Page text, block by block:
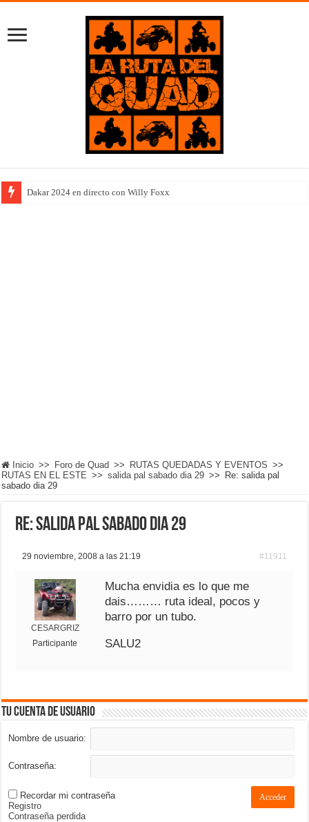
Dakar 2024 en directo con Willy Foxx
Inicio >> Foro de Quad >> RUTAS QUEDADAS Y EVENTOS >>
RUTAS EN EL ESTE >> salida pal sabado dia 29 >>
Re: salida pal
sabado dia 29
Re: salida pal sabado dia 29
29 noviembre, 2008 a las 21:19 #11911
CESARGRIZ
Participante
Mucha envidia es lo que me
dais……… ruta ideal, pocos y
barro por un tubo.
SALU2
Tu cuenta de usuario
Nombre de usuario:
Contraseña:
Recordar mi contraseña Acceder
Registro
Contraseña perdida